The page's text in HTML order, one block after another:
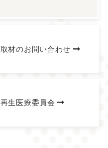
取材のお問い合わせ
再生医療委員会